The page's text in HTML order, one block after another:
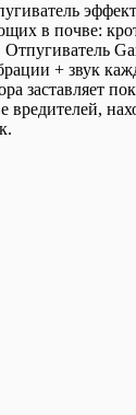
в почве:
+ звук
заставляет
вредителей,